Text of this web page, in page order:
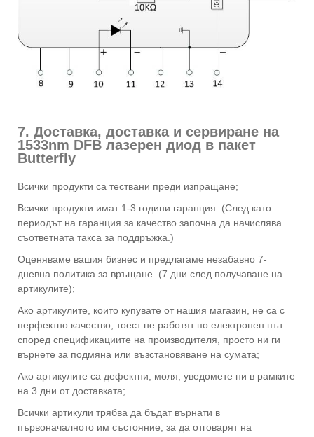
7. Доставка, доставка и сервиране на
1533nm DFB лазерен диод в пакет
Butterfly
Всички продукти са тествани преди изпращане;
Всички продукти имат 1-3 години гаранция. (След като
периодът на гаранция за качество започна да начислява
съответната такса за поддръжка.)
Оценяваме вашия бизнес и предлагаме незабавно 7-
дневна политика за връщане. (7 дни след получаване на
артикулите);
Ако артикулите, които купувате от нашия магазин, не са с
перфектно качество, тоест не работят по електронен път
според спецификациите на производителя, просто ни ги
върнете за подмяна или възстановяване на сумата;
Ако артикулите са дефектни, моля, уведомете ни в рамките
на 3 дни от доставката;
Всички артикули трябва да бъдат върнати в
първоначалното им състояние, за да отговарят на